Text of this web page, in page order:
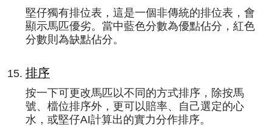
堅仔獨有排位表，這是一個非傳統的排位表，會
顯示馬匹優劣。當中藍色分數為優點佔分，紅色
分數則為缺點佔分。
排序
按一下可更改馬匹以不同的方式排序，除按馬
號、檔位排序外，更可以賠率、自己選定的心
水，或堅仔AI計算出的實力分作排序。